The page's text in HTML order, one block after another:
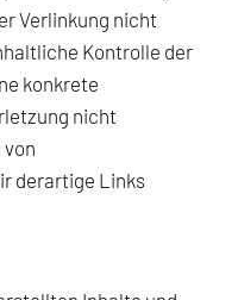
Verlinkung nicht
Kontrolle der
konkrete
nicht
derartige Links